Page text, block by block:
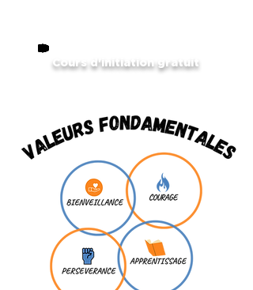
Cours d'initiation gratuit